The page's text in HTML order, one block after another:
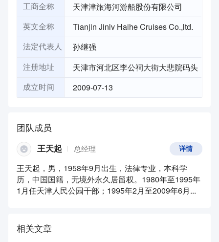
工商全称 天津津旅海河游船股份有限公司
英文全称 Tianjin Jinlv Haihe Cruises Co.,ltd.
法定代表人 孙继强
注册地址 天津市河北区李公祠大街大悲院码头
成立时间 2009-07-13
团队成员
王天起 总经理
王天起，男，1958年9月出生，法律专业，本科学
历，中国国籍，无境外永久居留权。1980年至1995年
1月任天津人民公园干部；1995年2月至2009年6月...
详情
相关文章